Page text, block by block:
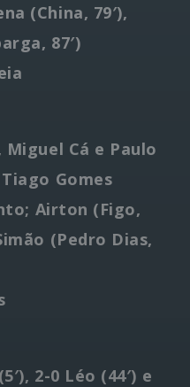
(China, 79′),
87′)
Miguel Cá e Paulo
Gomes
Airton (Figo,
(Pedro Dias,
2-0 Léo (44′) e